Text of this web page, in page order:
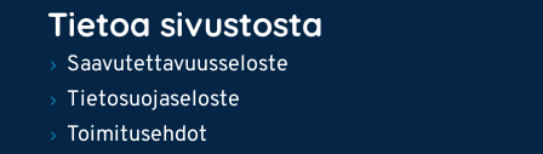
Tietoa sivustosta
Saavutettavuusseloste
Tietosuojaseloste
Toimitusehdot